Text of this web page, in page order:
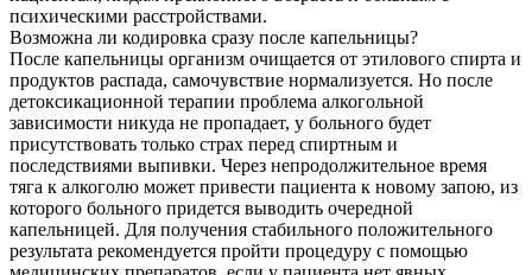
психическими расстройствами.
Возможна ли кодировка сразу после капельницы?
После капельницы организм очищается от этилового спирта и
продуктов распада, самочувствие нормализуется. Но после
детоксикационной терапии проблема алкогольной
зависимости никуда не пропадает, у больного будет
присутствовать только страх перед спиртным и
последствиями выпивки. Через непродолжительное время
тяга к алкоголю может привести пациента к новому запою, из
которого больного придется выводить очередной
капельницей. Для получения стабильного положительного
результата рекомендуется пройти процедуру с помощью